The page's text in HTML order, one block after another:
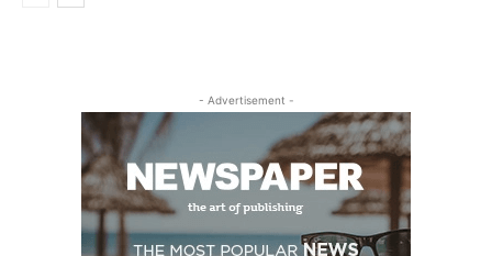
- Advertisement -